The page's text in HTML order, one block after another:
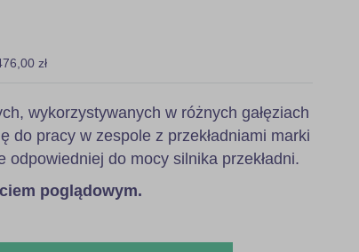
zł
wykorzystywanych w różnych gałęziach
do pracy w zespole z przekładniami marki
do mocy silnika przekładni.
poglądowym.